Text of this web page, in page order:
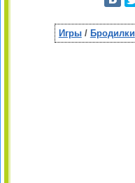
Игры/ Бродилки